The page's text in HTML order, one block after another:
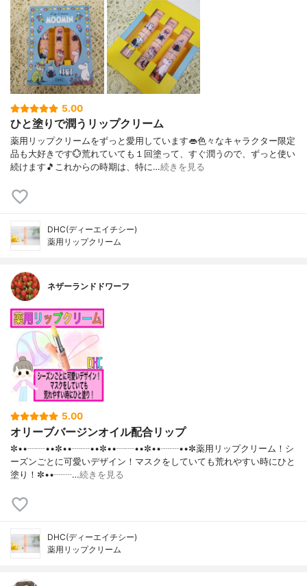
5.00
ひと塗りで潤うリップクリーム
薬用リップクリームをずっと愛用しています👄色々なキャラクター限定
品も大好きです💮荒れていても１回塗って、すぐ潤うので、ずっと使い
続けます🎵これからの時期は、特に…続きを見る
DHC(ディーエイチシー)
薬用リップクリーム
ネザーランドドワーフ
5.00
オリーブバージンオイル配合リップ
✼••┈┈••✼••┈┈••✼••┈┈••✼••┈┈••✼薬用リップクリーム！シ
ーズンごとに可愛いデザイン！マスクをしていても荒れやすい時にひと
塗り！✼••┈┈…続きを見る
DHC(ディーエイチシー)
薬用リップクリーム